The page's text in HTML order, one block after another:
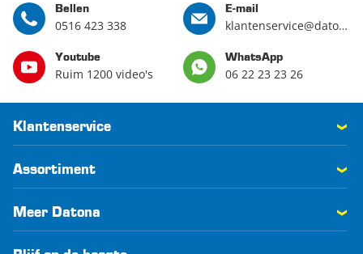
Bellen
0516 423 338
E-mail
klantenservice@datona.nl
Youtube
Ruim 1200 video's
WhatsApp
06 22 23 23 26
Klantenservice
Assortiment
Meer Datona